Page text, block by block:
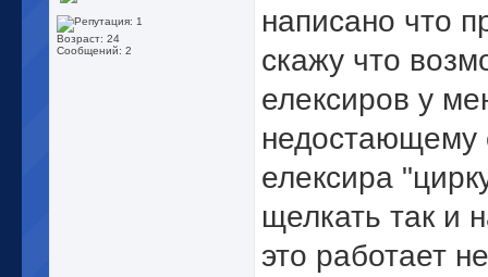
Возраст: 24
Сообщений: 2
написано что
скажу что
елексиров у
недостающему
елексира
щелкать так и
это работает